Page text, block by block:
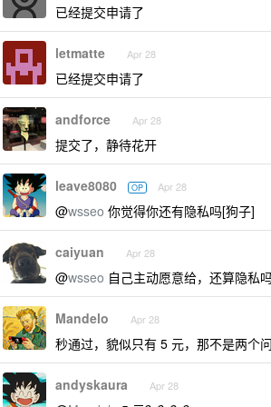
已经提交申请了
letmatte Apr 28
已经提交申请了
andforce Apr 28
提交了，静待花开
leave8080 OP Apr 28
@wsseo 你觉得你还有隐私吗[狗子]
caiyuan Apr 28
@wsseo 自己主动愿意给，还算隐私
Mandelo Apr 28
秒通过，貌似只有 5 元，那不是两个
andyskaura Apr 28